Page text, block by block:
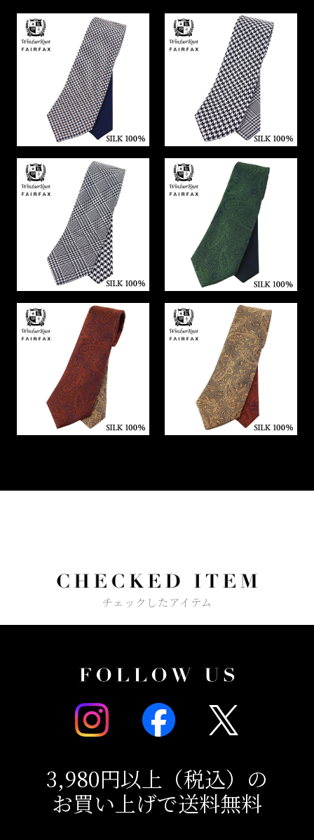
チェックしたアイテム
3,980円以上（税込）の
お買い上げで送料無料